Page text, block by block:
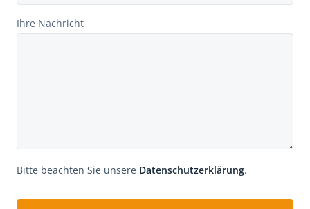
Ihre Nachricht
Bitte beachten Sie unsere Datenschutzerklärung.